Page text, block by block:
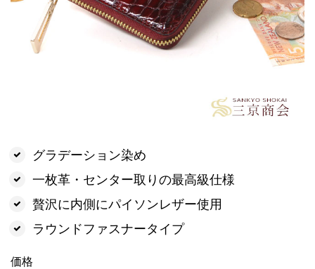
グラデーション染め
一枚革・センター取りの最高級仕様
贅沢に内側にパイソンレザー使用
ラウンドファスナータイプ
価格